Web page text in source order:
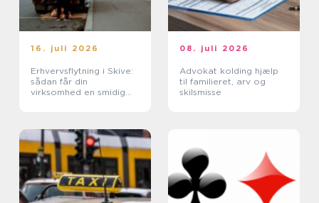
16. juli 2026
Erhvervsflytning i Skive:
sådan får din
virksomhed en smidig
08. juli 2026
Advokat kolding hjælp
til familieret, arv og
skilsmisse